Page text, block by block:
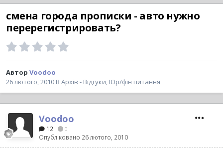
смена города прописки - авто нужно
перерегистрировать?
Автор Voodoo
26 лютого, 2010 В Архів - Відгуки, Юр/фін питання
Voodoo
12 0
Опубліковано 26 лютого, 2010